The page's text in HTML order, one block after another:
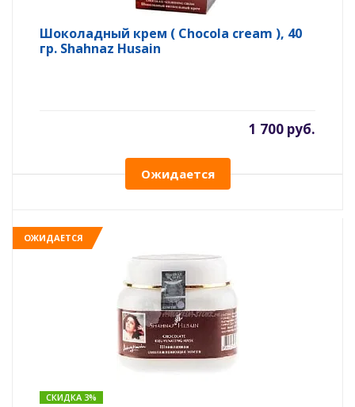
Шоколадный крем ( Chocola cream ), 40
гр. Shahnaz Husain
1 700 руб.
Ожидается
ОЖИДАЕТСЯ
СКИДКА 3%